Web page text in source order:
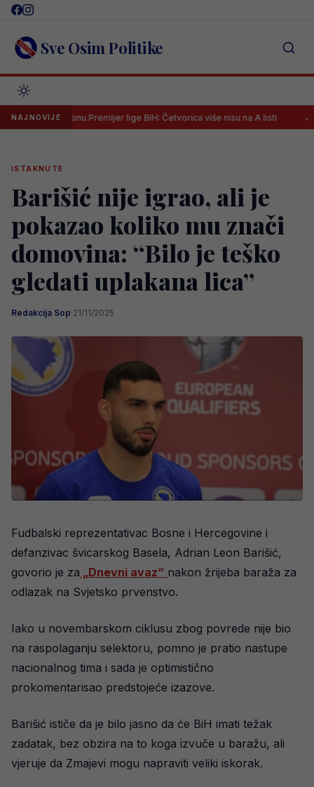
Skip
content Sve Osim Politike
NAJNOVIJE
sezonu Premijer lige BiH: Četvorica više nisu na A listi
ISTAKNUTE
Barišić nije igrao, ali je
pokazao koliko mu znači
domovina: “Bilo je teško
gledati uplakana lica”
Redakcija Sop·21/11/2025
Fudbalski reprezentativac Bosne i Hercegovine i
defanzivac švicarskog Basela, Adrian Leon Barišić,
govorio je za „Dnevni avaz“ nakon žrijeba baraža za
odlazak na Svjetsko prvenstvo.
Iako u novembarskom ciklusu zbog povrede nije bio
na raspolaganju selektoru, pomno je pratio nastupe
nacionalnog tima i sada je optimistično
prokomentarisao predstojeće izazove.
Barišić ističe da je bilo jasno da će BiH imati težak
zadatak, bez obzira na to koga izvuče u baražu, ali
vjeruje da Zmajevi mogu napraviti veliki iskorak.